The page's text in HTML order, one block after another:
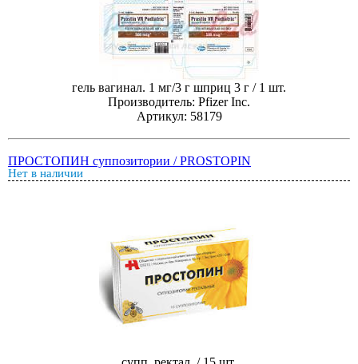
гель вагинал. 1 мг/3 г шприц 3 г / 1 шт.
Производитель: Pfizer Inc.
Артикул: 58179
ПРОСТОПИН суппозитории / PROSTOPIN
Нет в наличии